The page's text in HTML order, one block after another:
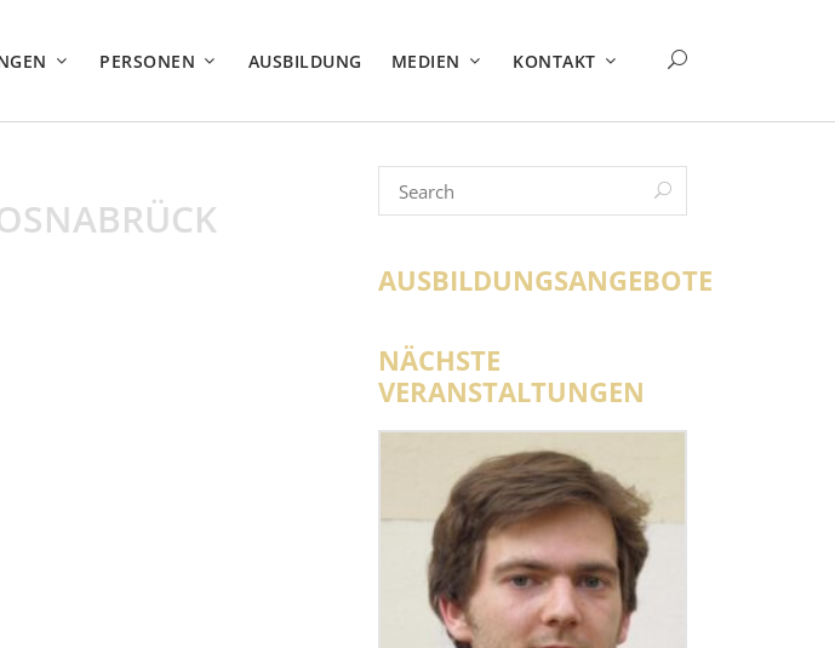
PERSONEN AUSBILDUNG MEDIEN KONTAKT
AUSBILDUNGSANGEBOTE
NÄCHSTE
VERANSTALTUNGEN